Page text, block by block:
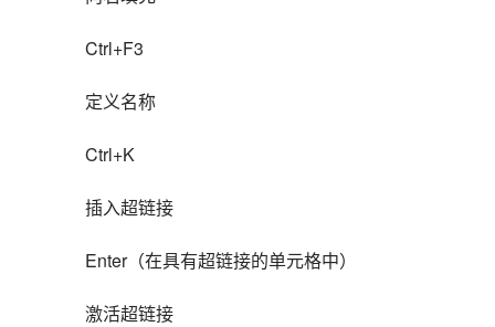
Ctrl+F3
定义名称
Ctrl+K
插入超链接
Enter（在具有超链接的单元格中）
激活超链接